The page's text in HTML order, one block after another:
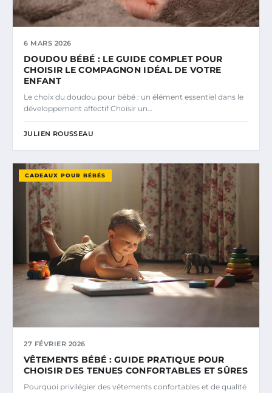
6 MARS 2026
DOUDOU BÉBÉ : LE GUIDE COMPLET POUR
CHOISIR LE COMPAGNON IDÉAL DE VOTRE
ENFANT
Le choix du doudou pour bébé : un élément essentiel dans le
développement affectif Choisir un…
JULIEN ROUSSEAU
CADEAUX POUR BÉBÉS
27 FÉVRIER 2026
VÊTEMENTS BÉBÉ : GUIDE PRATIQUE POUR
CHOISIR DES TENUES CONFORTABLES ET SÛRES
Pourquoi privilégier des vêtements confortables et de qualité